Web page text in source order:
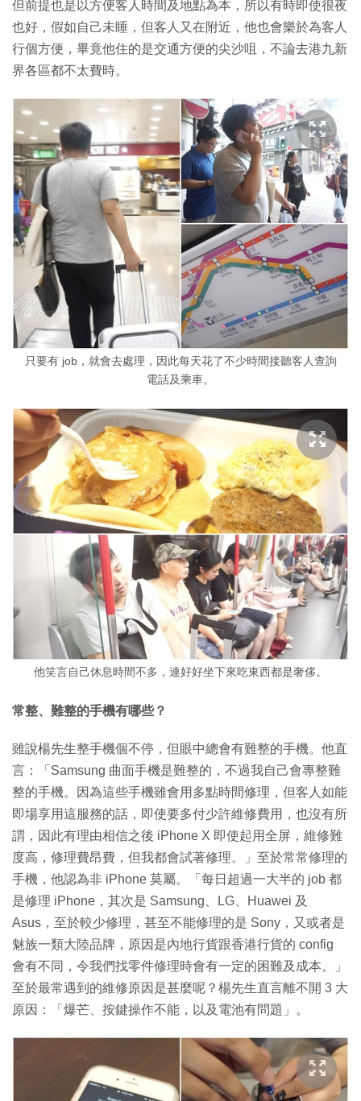
但前提也是以方便客人時間及地點為本，所以有時即使很夜
也好，假如自己未睡，但客人又在附近，他也會樂於為客人
行個方便，畢竟他住的是交通方便的尖沙咀，不論去港九新
界各區都不太費時。
只要有 job，就會去處理，因此每天花了不少時間接聽客人查詢
電話及乘車。
他笑言自己休息時間不多，連好好坐下來吃東西都是奢侈。
常整、難整的手機有哪些？
雖說楊先生整手機個不停，但眼中總會有難整的手機。他直
言：「Samsung 曲面手機是難整的，不過我自己會專整難
整的手機。因為這些手機雖會用多點時間修理，但客人如能
即場享用這服務的話，即使要多付少許維修費用，也沒有所
謂，因此有理由相信之後 iPhone X 即使起用全屏，維修難
度高，修理費昂費，但我都會試著修理。」至於常常修理的
手機，他認為非 iPhone 莫屬。「每日超過一大半的 job 都
是修理 iPhone，其次是 Samsung、LG、Huawei 及
Asus，至於較少修理，甚至不能修理的是 Sony，又或者是
魅族一類大陸品牌，原因是內地行貨跟香港行貨的 config
會有不同，令我們找零件修理時會有一定的困難及成本。」
至於最常遇到的維修原因是甚麼呢？楊先生直言離不開 3 大
原因：「爆芒、按鍵操作不能，以及電池有問題」。